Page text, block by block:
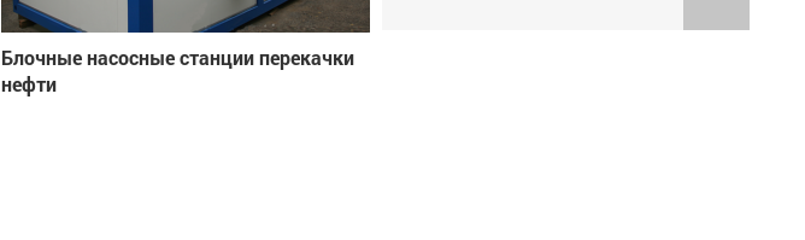
Блочные насосные станции перекачки
нефти